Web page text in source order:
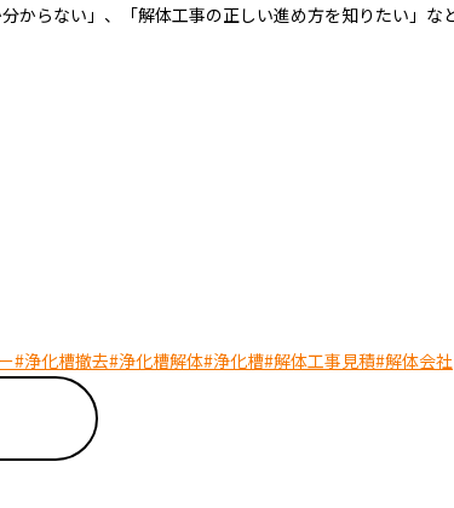
からない」、「解体工事の正しい進め方を知りたい」な
#浄化槽撤去#浄化槽解体#浄化槽#解体工事見積#解体会社